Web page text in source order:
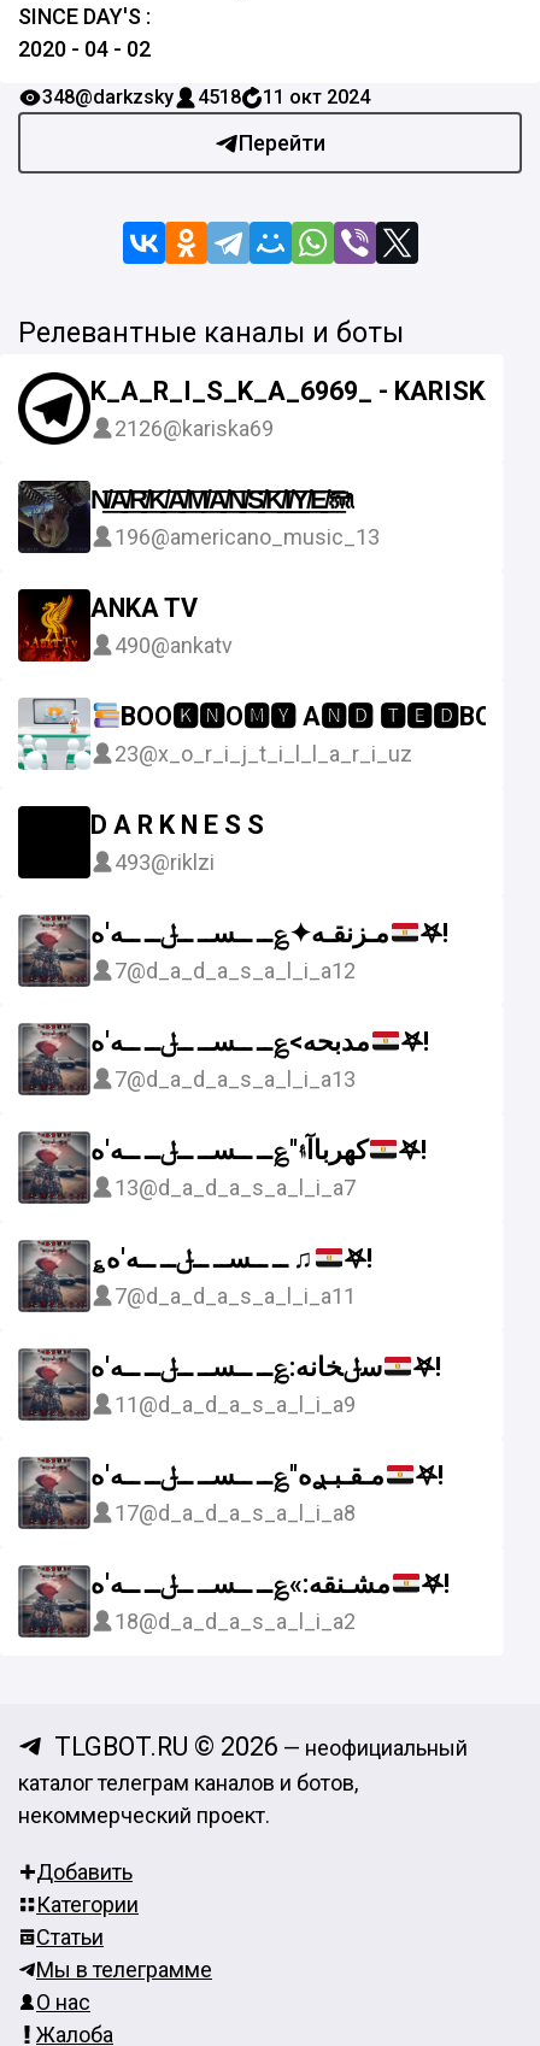
SINCE DAY'S :
2020 - 04 - 02
Перейти
348@darkzsky 4518 11 окт 2024
Релевантные каналы и боты
K_A_R_I_S_K_A_6969_ - KARISKA69
2126@kariska69
N̸͟͞A̸͟͞R̸͟͞K̸͟͞A̸͟͞M̸͟͞A̸͟͞N̸͟͞S̸͟͞K̸͟͞I̸͟͞Y̸͟͞E̸͟͞🪼
196@americano_music_13
ANKA TV
490@ankatv
BOO🅺🅽O🅼🆈 A🅽🅳 🆃🅴🅳BOO🅺
23@x_o_r_i_j_t_i_l_l_a_r_i_uz
D A R K N E S S
493@riklzi
مـزنقـه✦؏ــ ــســ ــݪــ ــه'ه 𖤐!
7@d_a_d_a_s_a_l_i_a12
مدبحه>؏ــ ــســ ــݪــ ــه'ه 𖤐!
7@d_a_d_a_s_a_l_i_a13
كهرباآ۽"؏ــ ــســ ــݪــ ــه'ه 𖤐!
13@d_a_d_a_s_a_l_i_a7
؏ــ ــســ ــݪــ ــه'ه ♫︎ 𖤐!
7@d_a_d_a_s_a_l_i_a11
سݪخانه:؏ــ ــســ ــݪــ ــه'ه 𖤐!
11@d_a_d_a_s_a_l_i_a9
مـقـبـࢪه"؏ــ ــســ ــݪــ ــه'ه 𖤐!
17@d_a_d_a_s_a_l_i_a8
مشـنقه:»؏ــ ــســ ــݪــ ــه'ه 𖤐!
18@d_a_d_a_s_a_l_i_a2
TLGBOT.RU © 2026 — неофициальный
каталог телеграм каналов и ботов,
некоммерческий проект.
Добавить
Категории
Статьи
Мы в телеграмме
О нас
Жалоба